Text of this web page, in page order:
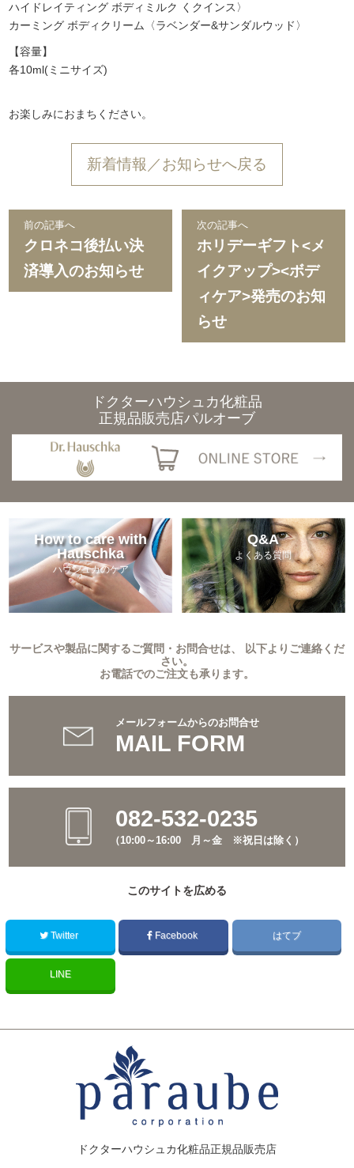
ハイドレイティング ボディミルク くクインス〉
カーミング ボディクリーム〈ラベンダー&サンダルウッド〉
【容量】
各10ml(ミニサイズ)
お楽しみにおまちください。
新着情報／お知らせへ戻る
前の記事へ
クロネコ後払い決
済導入のお知らせ
次の記事へ
ホリデーギフト<メ
イクアップ><ボデ
ィケア>発売のお知
らせ
ドクターハウシュカ化粧品
正規品販売店パルオーブ
How to care with
Hauschka
ハウシュカのケア
Q&A
よくある質問
サービスや製品に関するご質問・お問合せは、 以下よりご連絡くだ
さい。
お電話でのご注文も承ります。
メールフォームからのお問合せ
MAIL FORM
082-532-0235
（10:00～16:00 月～金 ※祝日は除く）
このサイトを広める
Twitter Facebook はてブ
LINE
ドクターハウシュカ化粧品正規品販売店